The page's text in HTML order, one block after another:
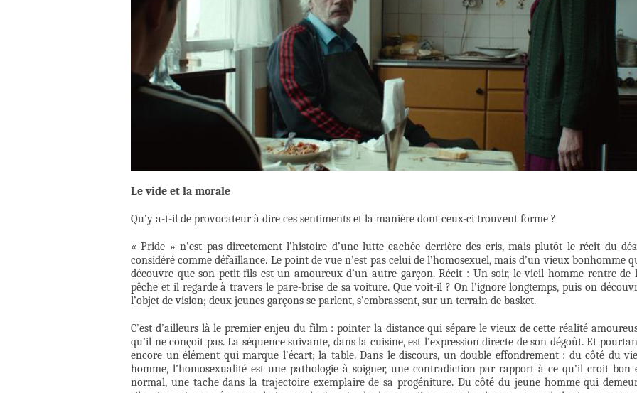
Le vide et la morale
Qu’y a-t-il de provocateur à dire ces sentiments et la manière dont ceux-ci trouvent forme ?
« Pride » n’est pas directement l’histoire d’une lutte cachée derrière des cris, mais plutôt le récit du
considéré comme défaillance. Le point de vue n’est pas celui de l’homosexuel, mais d’un vieux bonhomme
découvre que son petit-fils est un amoureux d’un autre garçon. Récit : Un soir, le vieil homme rentre de
pêche et il regarde à travers le pare-brise de sa voiture. Que voit-il ? On l’ignore longtemps, puis on
l’objet de vision; deux jeunes garçons se parlent, s’embrassent, sur un terrain de basket.
C’est d’ailleurs là le premier enjeu du film : pointer la distance qui sépare le vieux de cette réalité
qu’il ne conçoit pas. La séquence suivante, dans la cuisine, est l’expression directe de son dégoût. Et
encore un élément qui marque l’écart; la table. Dans le discours, un double effondrement : du côté du
homme, l’homosexualité est une pathologie à soigner, une contradiction par rapport à ce qu’il croit bon
normal, une tache dans la trajectoire exemplaire de sa progéniture. Du côté du jeune homme qui